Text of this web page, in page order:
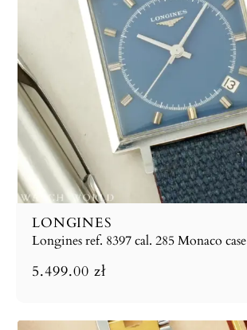
LONGINES
Longines ref. 8397 cal. 285 Monaco case
5.499.00 zł